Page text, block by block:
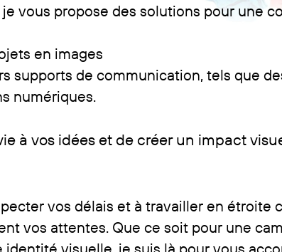
vous propose des solutions pour une
en images
supports de communication, tels que
numériques.
à vos idées et de créer un impact
vos délais et à travailler en étroite
vos attentes. Que ce soit pour une
visuelle, je suis là pour vous